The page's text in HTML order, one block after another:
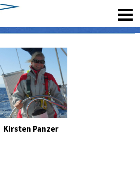
Kirsten Panzer